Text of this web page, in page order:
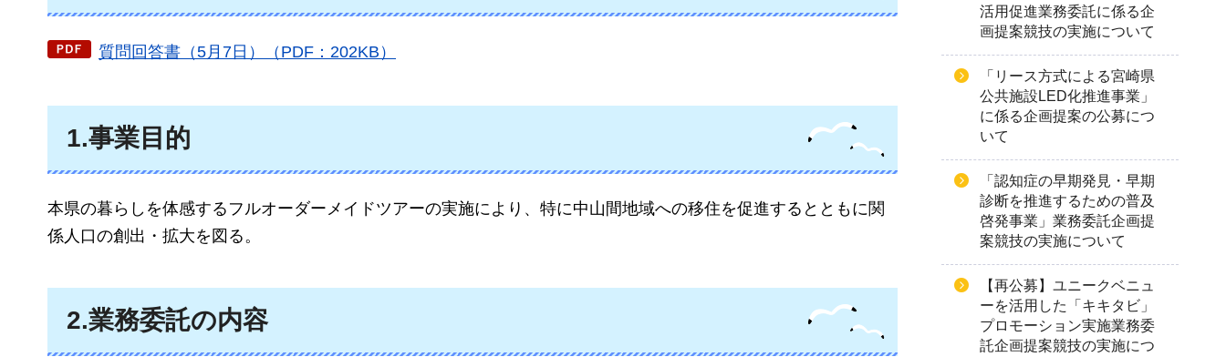
質問回答書（5月7日）（PDF：202KB）
1.事業目的
本県の暮らしを体感するフルオーダーメイドツアーの実施により、特に中山間地域への移住を促進するとともに関
係人口の創出・拡大を図る。
2.業務委託の内容
活用促進業務委託に係る企
画提案競技の実施について
「リース方式による宮崎県
公共施設LED化推進事業」
に係る企画提案の公募につ
いて
「認知症の早期発見・早期
診断を推進するための普及
啓発事業」業務委託企画提
案競技の実施について
【再公募】ユニークベニュ
ーを活用した「キキタビ」
プロモーション実施業務委
託企画提案競技の実施につ